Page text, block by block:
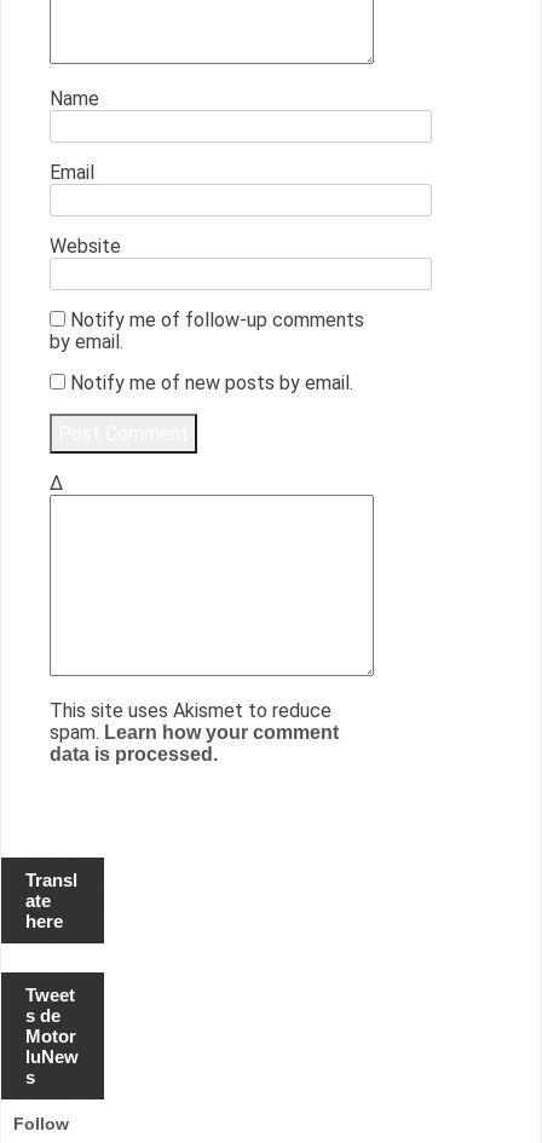
Name
Email
Website
Notify me of follow-up comments
by email.
Notify me of new posts by email.
Δ
This site uses Akismet to reduce
spam. Learn how your comment
data is processed.
Transl
ate
here
Tweet
s de
Motor
luNew
s
Follow